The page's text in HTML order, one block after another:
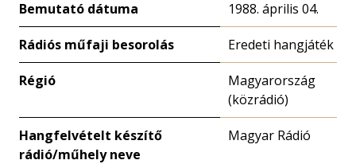
Bemutató dátuma 1988. április 04.
Rádiós műfaji besorolás Eredeti hangjáték
Régió
Magyarország
(közrádió)
Hangfelvételt készítő
rádió/műhely neve
Magyar Rádió